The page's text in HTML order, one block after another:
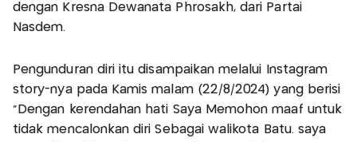
dengan Kresna Dewanata Phrosakh, dari Partai
Nasdem.
Pengunduran diri itu disampaikan melalui Instagram
story-nya pada Kamis malam (22/8/2024) yang berisi
"Dengan kerendahan hati Saya Memohon maaf untuk
tidak mencalonkan diri Sebagai walikota Batu. saya